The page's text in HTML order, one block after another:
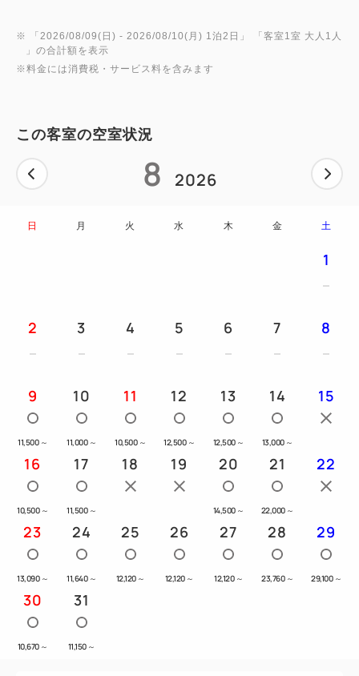
※ 「 2026/08/09(日) - 2026/08/10(月) 1泊2日 」 「客室1室 大人1人
」の合計額を表示
※料金には消費税・サービス料を含みます
この客室の空室状況
8 2026
日 月 火 水 木 金 土
1
2 3 4 5 6 7 8
9
11,500 ～
10
11,000 ～
11
10,500 ～
12
12,500 ～
13
12,500 ～
14
13,000 ～
15
16
10,500 ～
17
11,500 ～
18 19 20
14,500 ～
21
22,000 ～
22
23
13,090 ～
24
11,640 ～
25
12,120 ～
26
12,120 ～
27
12,120 ～
28
23,760 ～
29
29,100 ～
30
10,670 ～
31
11,150 ～